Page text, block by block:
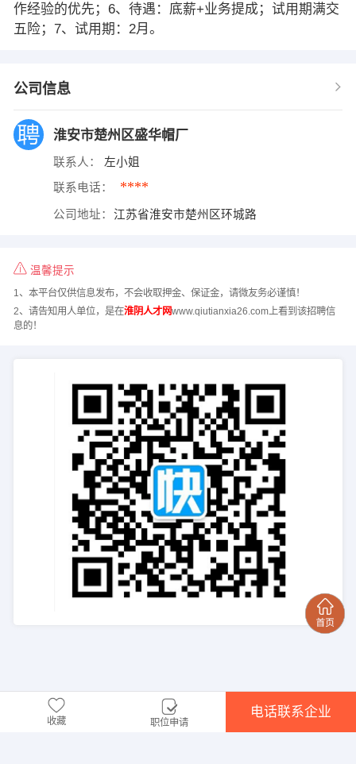
作经验的优先；6、待遇：底薪+业务提成；试用期满交
五险；7、试用期：2月。
公司信息
淮安市楚州区盛华帽厂
联系人： 左小姐
联系电话： ****
公司地址： 江苏省淮安市楚州区环城路
温馨提示
1、本平台仅供信息发布，不会收取押金、保证金，请微友务必谨慎！
2、请告知用人单位，是在淮阴人才网www.qiutianxia26.com上看到该招聘信
息的！
收藏 职位申请
电话联系企业